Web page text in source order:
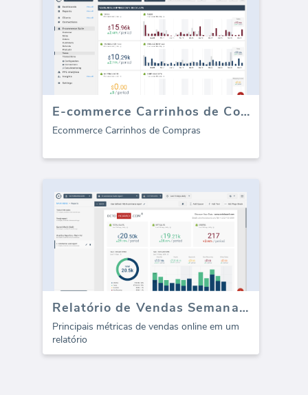
E-commerce Carrinhos de Compras
Ecommerce Carrinhos de Compras
Relatório de Vendas Semanal da Suite de E-commerce (Relatório)
Principais métricas de vendas online em um
relatório